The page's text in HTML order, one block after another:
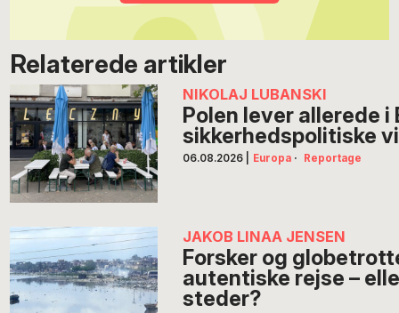
Relaterede artikler
NIKOLAJ LUBANSKI
Polen lever allerede i
sikkerhedspolitiske
06.08.2026 Europa · Reportage
JAKOB LINAA JENSEN
Forsker og
autentiske rejse –
steder?